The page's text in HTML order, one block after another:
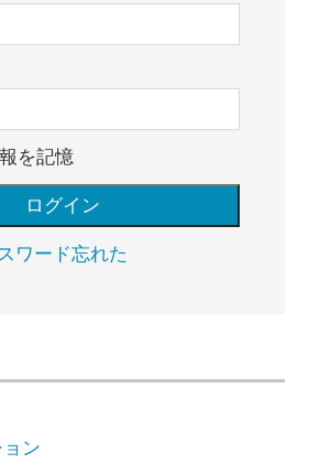
を記憶
ワード忘れた
ン